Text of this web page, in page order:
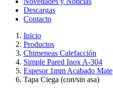
Descargas
Contacto
Inicio
Productos
Chimeneas Calefacción
Simple Pared Inox A-304
Espesor 1mm Acabado Mate
Tapa Ciega (con/sin asa)